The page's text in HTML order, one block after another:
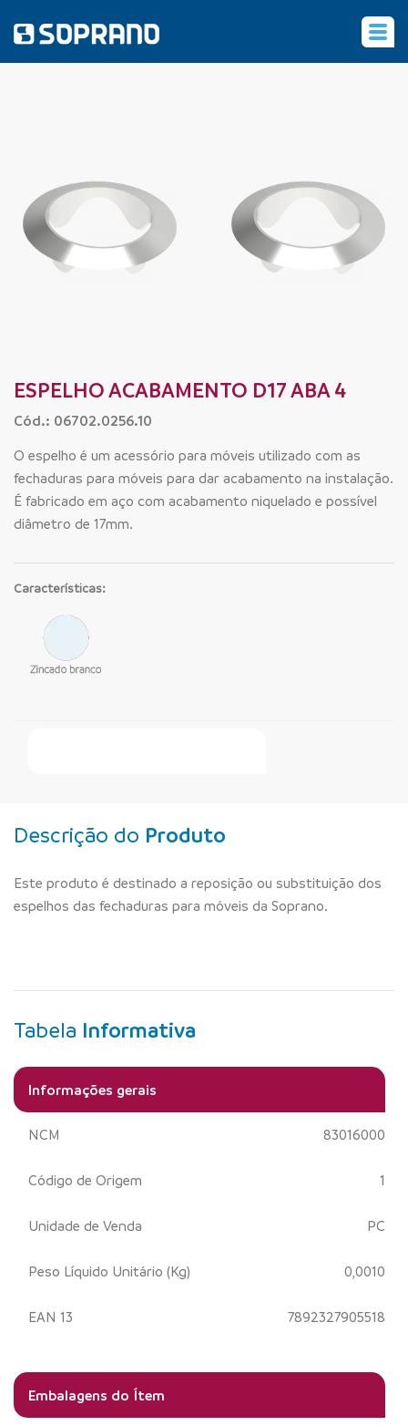
ESPELHO ACABAMENTO D17 ABA 4
Cód.: 06702.0256.10
O espelho é um acessório para móveis utilizado com as
fechaduras para móveis para dar acabamento na instalação.
É fabricado em aço com acabamento niquelado e possível
diâmetro de 17mm.
Características:
Descrição do Produto
Este produto é destinado a reposição ou substituição dos
espelhos das fechaduras para móveis da Soprano.
Tabela Informativa
Informações gerais
NCM 83016000
Código de Origem 1
Unidade de Venda PC
Peso Líquido Unitário (Kg) 0,0010
EAN 13 7892327905518
Embalagens do Ítem